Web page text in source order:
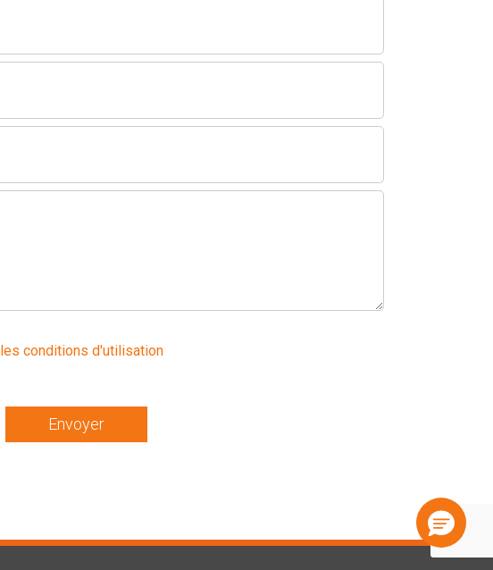
les conditions d'utilisation
Envoyer